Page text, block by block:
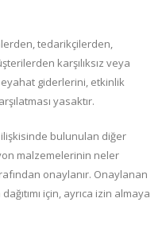
tedarikçilerden,
karşılıksız veya
giderlerini, etkinlik
yasaktır.
bulunulan diğer
malzemelerinin neler
onaylanır. Onaylanan
için, ayrıca izin almaya